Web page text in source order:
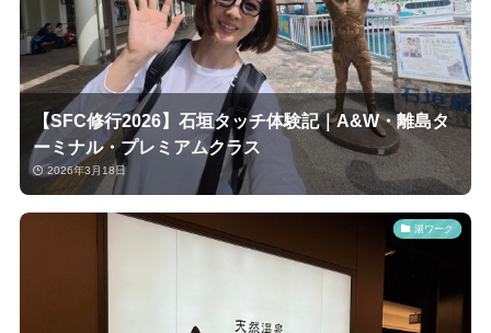
【SFC修行2026】石垣タッチ体験記｜A&W・離島タ
ーミナル・プレミアムクラス
2026年3月18日
湯ワーク